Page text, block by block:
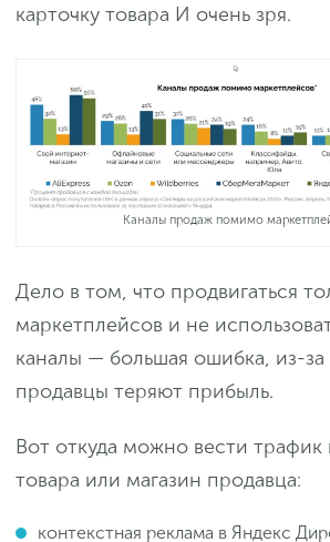
карточку товара И очень зря.
Каналы продаж помимо
Дело в том, что продвигаться
маркетплейсов и не
каналы — большая ошибка, из-
продавцы теряют прибыль.
Вот откуда можно вести трафик
товара или магазин продавца:
контекстная реклама в Яндекс